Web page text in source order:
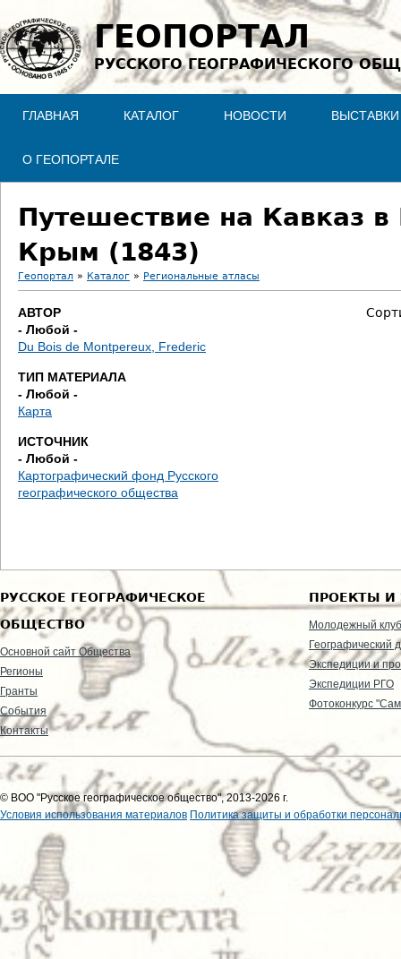
Jump to navigation
ГЕОПОРТАЛ
РУССКОГО ГЕОГРАФИЧЕСКОГО
ГЛАВНАЯ КАТАЛОГ НОВОСТИ ВЫСТАВКИ
О ГЕОПОРТАЛЕ
Путешествие на Кавказ
Крым (1843)
В
ы
з
д
е
с
Геопортал » Каталог » Региональные атласы
АВТОР
- Любой -
Du Bois de Montpereux, Frederic
ТИП МАТЕРИАЛА
- Любой -
Карта
ИСТОЧНИК
- Любой -
Картографический фонд Русского
географического общества
РУССКОЕ ГЕОГРАФИЧЕСКОЕ
ОБЩЕСТВО
Основной сайт Общества
Регионы
Гранты
События
Контакты
ПРОЕКТЫ И
Молодежный клуб
Географический
Экспедиции и
Экспедиции РГО
Фотоконкурс
© ВОО "Русское географическое общество", 2013-2026 г.
Условия использования материалов Политика защиты и обработки